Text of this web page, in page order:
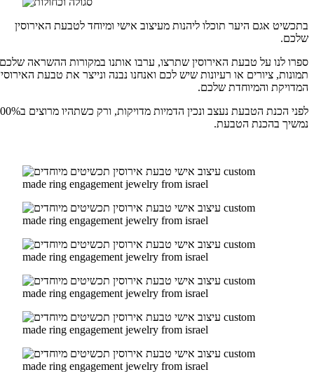
בתכשיט אגם היער תוכלו ליהנות מעיצוב אישי ומיוחד לטבעת האירוסין
שלכם.
ספרו לנו על טבעת האירוסין שתרצו, ערבו אותנו במקורות ההשראה שלכם,
תמונות, ציורים או רעיונות שיש לכם ואנחנו נבנה ונייצר את טבעת האירוסין
המדויקת והמיוחדת שלכם.
לפני הכנת הטבעת נעצב ונכין הדמיות מדויקות, ורק כשתהיו מרוצים ב100%
נמשיך בהכנת הטבעת.